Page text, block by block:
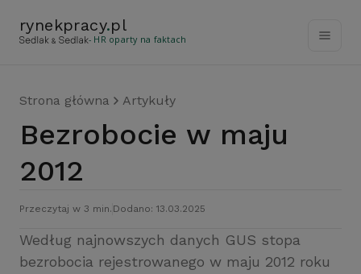
rynekpracy.pl
- HR oparty na faktach
Strona główna Artykuły
Bezrobocie w maju
2012
Przeczytaj w 3 min. Dodano: 13.03.2025
Według najnowszych danych GUS stopa
bezrobocia rejestrowanego w maju 2012 roku